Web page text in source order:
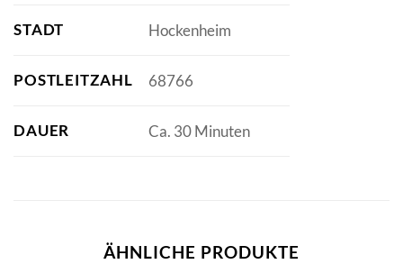
STADT Hockenheim
POSTLEITZAHL 68766
DAUER Ca. 30 Minuten
ÄHNLICHE PRODUKTE